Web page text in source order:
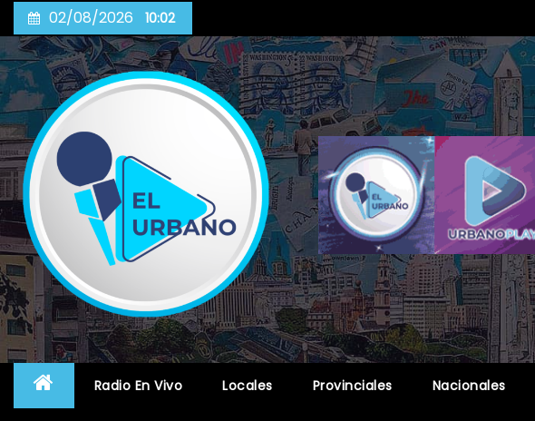
to
content
02/08/2026 10:02
Radio En Vivo Locales Provinciales Nacionales